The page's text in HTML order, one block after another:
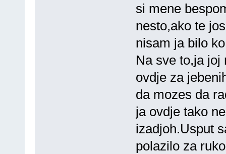
si mene
nesto,ako te
nisam ja bilo
Na sve to,ja joj
ovdje za
da mozes da
ja ovdje tako
izadjoh.Usput
polazilo za